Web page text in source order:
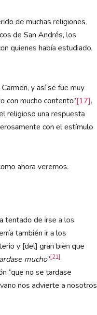
de muchas religiones,
de San Andrés, los
quienes había estudiado,
y así se fue muy
con mucho contento”[17].
religioso una respuesta
con el estímulo
ahora veremos.
tentado de irse a los
también ir a los
y [del] gran bien que
mucho”[21].
“que no se tardase
nos advierte a nosotros